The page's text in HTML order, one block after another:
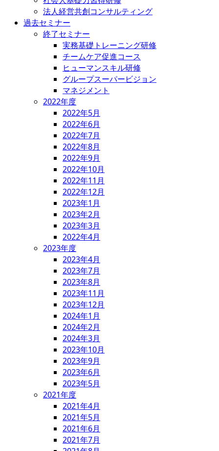
法人経営共創コンサルティング
過去セミナー
終了セミナー
実務基礎トレーニング研修
チームケア促進コース
ヒューマンスキル研修
グループスーパービジョン
マネジメント
2022年度
2022年5月
2022年6月
2022年7月
2022年8月
2022年9月
2022年10月
2022年11月
2022年12月
2023年1月
2023年2月
2023年3月
2022年4月
2023年度
2023年4月
2023年7月
2023年8月
2023年11月
2023年12月
2024年1月
2024年2月
2024年3月
2023年10月
2023年9月
2023年6月
2023年5月
2021年度
2021年4月
2021年5月
2021年6月
2021年7月